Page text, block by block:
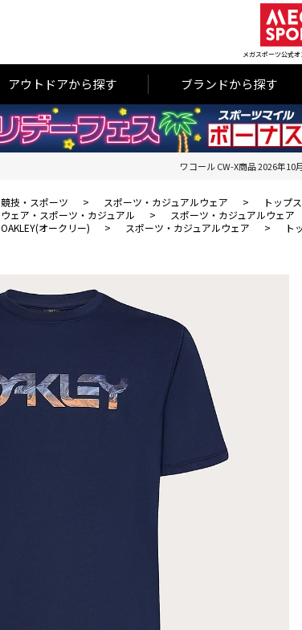
メガスポーツ公式
アウトドアから探す ブランドから探す
ワコール CW-X商品 2026年
競技・スポーツ > スポーツ・カジュアルウェア > トップス
ウェア・スポーツ・カジュアル > スポーツ・カジュアルウェア
OAKLEY(オークリー) > スポーツ・カジュアルウェア > ト